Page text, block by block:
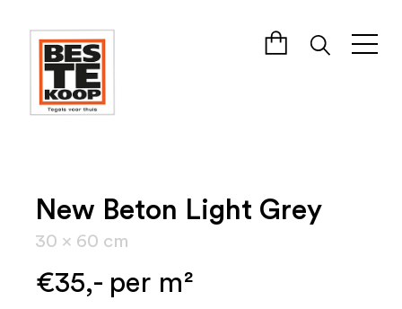
New Beton Light Grey
30 x 60 cm
€35,- per m²